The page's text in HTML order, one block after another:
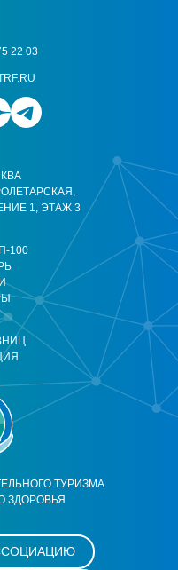
ТУРИЗМА
ЗДОРОВЬЯ
100
1, ЭТАЖ 3
22 03